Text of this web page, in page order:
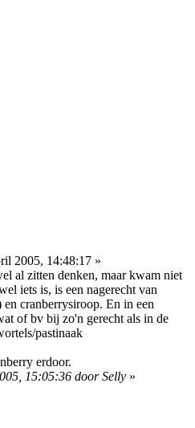
2005, 14:48:17 »
al zitten denken, maar kwam niet
iets is, is een nagerecht van
cranberrysiroop. En in een
of bv bij zo'n gerecht als in de
pastinaak
erdoor.
15:05:36 door Selly »